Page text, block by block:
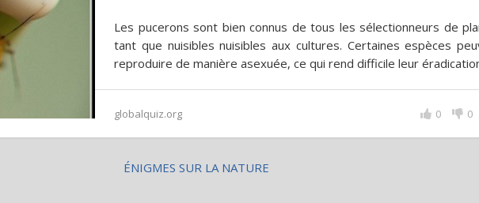
Les pucerons sont bien connus de tous les sélectionneurs de
tant que nuisibles nuisibles aux cultures. Certaines espèces
reproduire de manière asexuée, ce qui rend difficile leur
globalquiz.org 0
0
ÉNIGMES SUR LA NATURE